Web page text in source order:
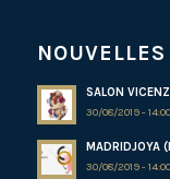
NOUVELLES
SALON
30/08/2019 - 14:00
MADRIDJOYA
30/08/2019 - 14:00